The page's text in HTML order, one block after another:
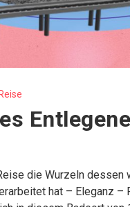
die Wurzeln dessen
hat – Eleganz –